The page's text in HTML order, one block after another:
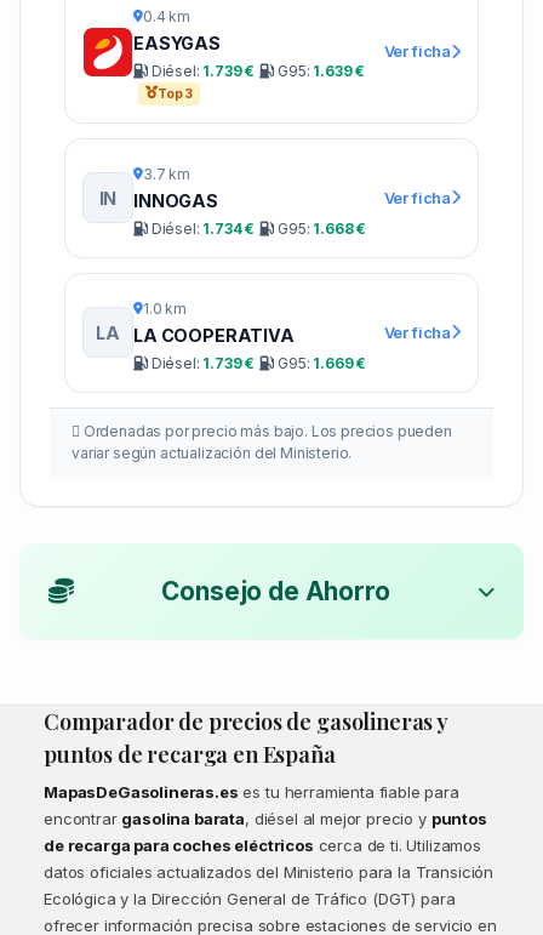
0.4 km
EASYGAS
Diésel: 1.739 € G95: 1.639 €
Top 3
Ver ficha
IN
3.7 km
INNOGAS
Diésel: 1.734 € G95: 1.668 €
Ver ficha
LA
1.0 km
LA COOPERATIVA
Diésel: 1.739 € G95: 1.669 €
Ver ficha
Ordenadas por precio más bajo. Los precios pueden
variar según actualización del Ministerio.
Consejo de Ahorro
Comparador de precios de gasolineras y
puntos de recarga en España
MapasDeGasolineras.es es tu herramienta fiable para
encontrar gasolina barata, diésel al mejor precio y puntos
de recarga para coches eléctricos cerca de ti. Utilizamos
datos oficiales actualizados del Ministerio para la Transición
Ecológica y la Dirección General de Tráfico (DGT) para
ofrecer información precisa sobre estaciones de servicio en